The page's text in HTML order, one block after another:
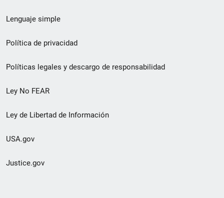
de
pie
de
página
Lenguaje simple
Política de privacidad
Políticas legales y descargo de responsabilidad
Ley No FEAR
Ley de Libertad de Información
USA.gov
Justice.gov